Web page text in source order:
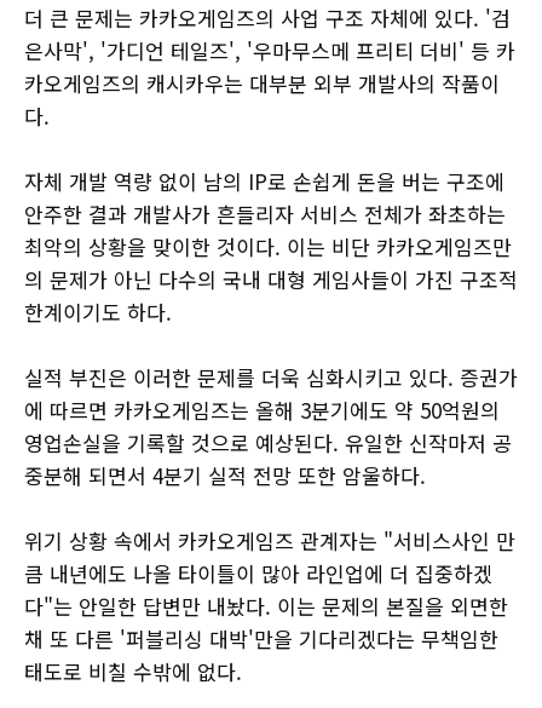
더 큰 문제는 카카오게임즈의 사업 구조 자체에 있다. '검
은사막', '가디언 테일즈', '우마무스메 프리티 더비' 등 카
카오게임즈의 캐시카우는 대부분 외부 개발사의 작품이
다.
자체 개발 역량 없이 남의 IP로 손쉽게 돈을 버는 구조에
안주한 결과 개발사가 흔들리자 서비스 전체가 좌초하는
최악의 상황을 맞이한 것이다. 이는 비단 카카오게임즈만
의 문제가 아닌 다수의 국내 대형 게임사들이 가진 구조적
한계이기도 하다.
실적 부진은 이러한 문제를 더욱 심화시키고 있다. 증권가
에 따르면 카카오게임즈는 올해 3분기에도 약 50억원의
영업손실을 기록할 것으로 예상된다. 유일한 신작마저 공
중분해 되면서 4분기 실적 전망 또한 암울하다.
위기 상황 속에서 카카오게임즈 관계자는 "서비스사인 만
큼 내년에도 나올 타이틀이 많아 라인업에 더 집중하겠
다"는 안일한 답변만 내놨다. 이는 문제의 본질을 외면한
채 또 다른 '퍼블리싱 대박'만을 기다리겠다는 무책임한
태도로 비칠 수밖에 없다.